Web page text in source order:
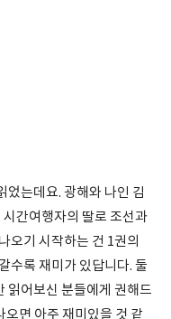
었는데요. 광해와 나인 김
간여행자의 딸로 조선과
오기 시작하는 건 1권의
수록 재미가 있답니다. 둘
읽어보신 분들에게 권해드
오면 아주 재미있을 것 같